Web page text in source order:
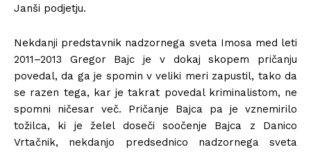
Janši podjetju.
Nekdanji predstavnik nadzornega sveta Imosa med leti
2011–2013 Gregor Bajc je v dokaj skopem pričanju
povedal, da ga je spomin v veliki meri zapustil, tako da
se razen tega, kar je takrat povedal kriminalistom, ne
spomni ničesar več. Pričanje Bajca pa je vznemirilo
tožilca, ki je želel doseči soočenje Bajca z Danico
Vrtačnik, nekdanjo predsednico nadzornega sveta